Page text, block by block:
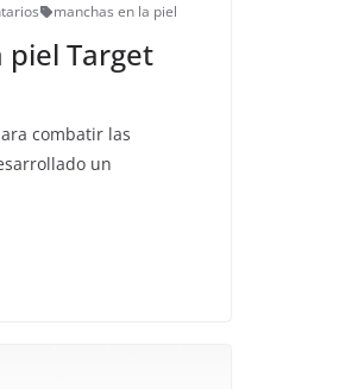
manchas en la piel
Target
combatir las
un